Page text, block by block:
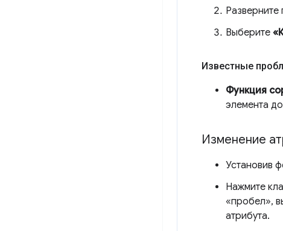
Разверните
Выберите
Известные
Функция
элемента
Изменение
Установив
Нажмите
«пробел»,
атрибута.